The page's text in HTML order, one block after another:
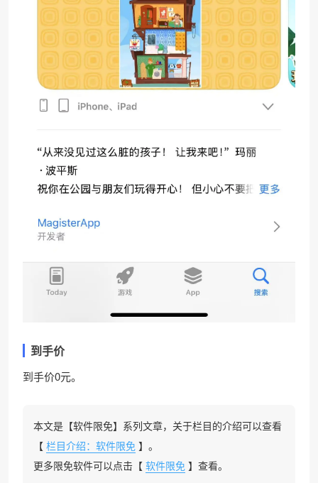
到手价
到手价0元。
本文是【软件限免】系列文章，关于栏目的介绍可以查看
【 栏目介绍：软件限免 】。
更多限免软件可以点击【 软件限免 】查看。